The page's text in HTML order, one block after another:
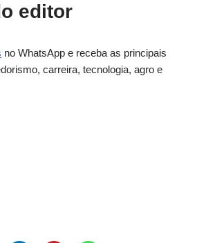
editor
no WhatsApp e receba as principais
carreira, tecnologia, agro e